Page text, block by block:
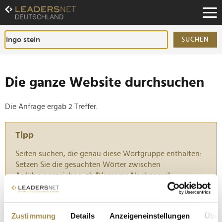
Zustimmung Details Anzeigeneinstellungen
Zum
Inhalt
Zur
Fußzeilen-
Navigation
SUCHEN
Die ganze Website durchsuchen
Die Anfrage ergab 2 Treffer.
Tipp
Seiten suchen, die genau diese Wortgruppe enthalten:
Setzen Sie die gesuchten Wörter zwischen
Anführungszeichen: zb "Vorname Nachname".
Gruppe